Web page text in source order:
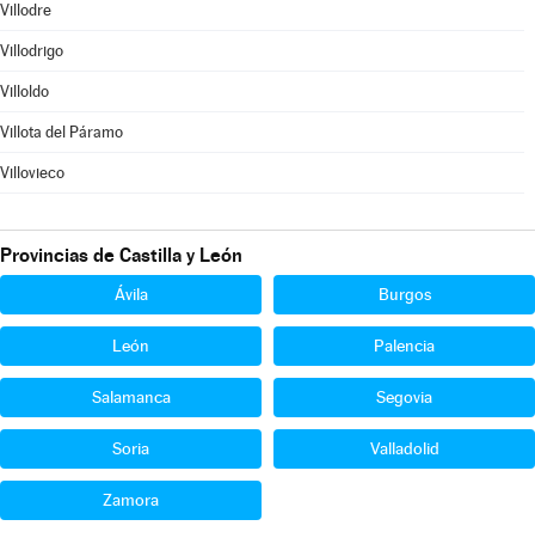
Villodre
Villodrigo
Villoldo
Villota del Páramo
Villovieco
Provincias de Castilla y León
Ávila Burgos
León Palencia
Salamanca Segovia
Soria Valladolid
Zamora